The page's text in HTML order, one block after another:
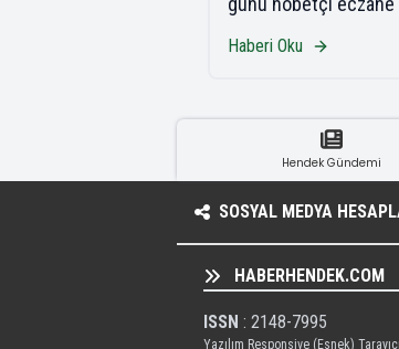
Haberi Oku
Hendek Gündemi
SOSYAL MEDYA
HABERHENDEK.COM
ISSN : 2148-7995
Yazılım Responsive (Esnek)